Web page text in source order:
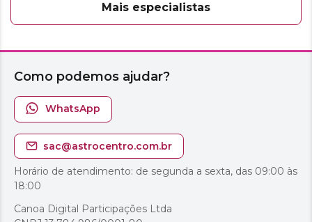
Mais especialistas